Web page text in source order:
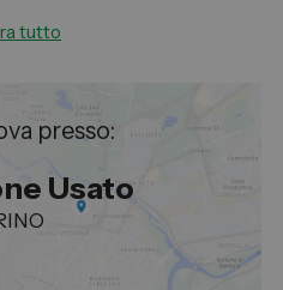
tutto
presso:
Usato